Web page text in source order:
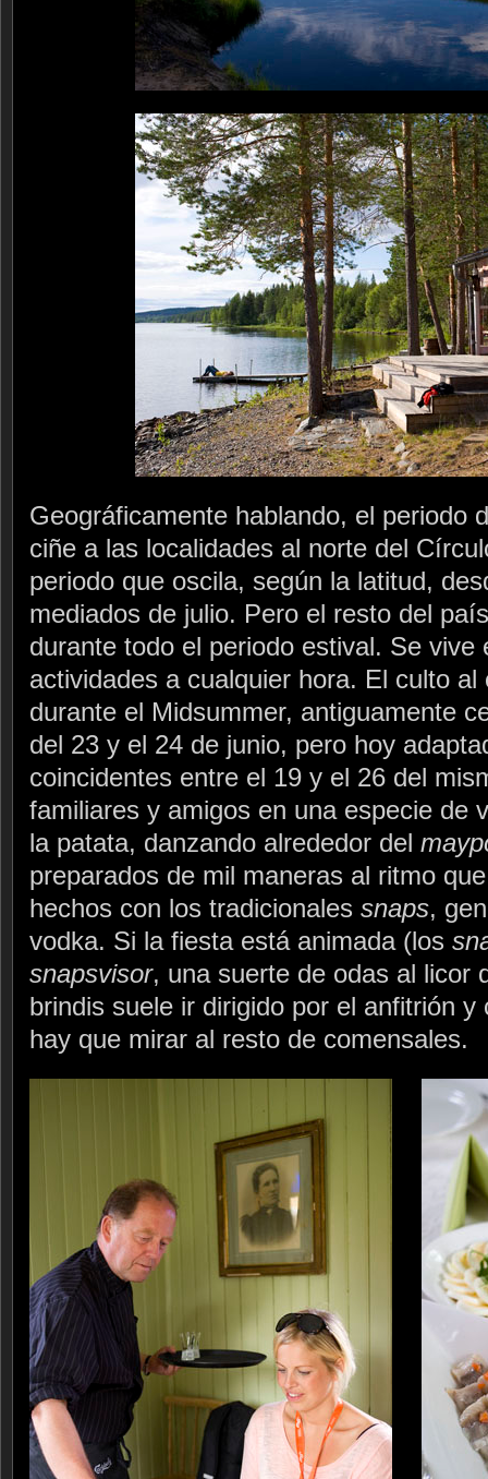
Geográficamente hablando, el periodo
ciñe a las localidades al norte del
periodo que oscila, según la latitud,
mediados de julio. Pero el resto del
durante todo el periodo estival. Se vive
actividades a cualquier hora. El culto
durante el Midsummer, antiguamente
del 23 y el 24 de junio, pero hoy
coincidentes entre el 19 y el 26 del
familiares y amigos en una especie de
la patata, danzando alrededor del
preparados de mil maneras al ritmo
hechos con los tradicionales snaps,
vodka. Si la fiesta está animada (los
snapsvisor, una suerte de odas al licor
brindis suele ir dirigido por el anfitrión
hay que mirar al resto de comensales.